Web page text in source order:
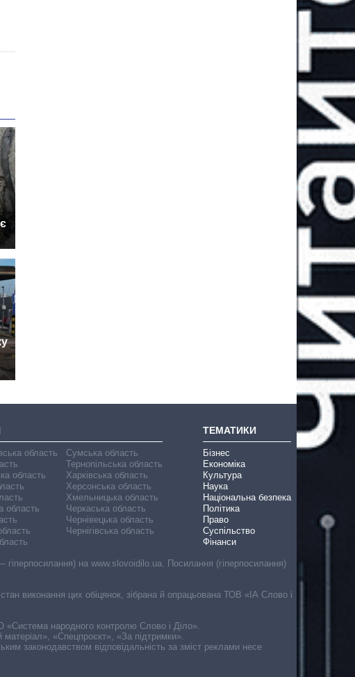
область
область
область
Сумська область
Тернопільська область
Харківська область
Херсонська область
Хмельницька область
Черкаська область
Чернівецька область
Чернігівська область
ТЕМАТИКИ
Бізнес
Економіка
Культура
Наука
Національна безпека
Політика
Право
Суспільство
Фінанси
гіперпосилання) на www.slovoidilo.ua. Посилання (гіперпосилання)
виконання цих обіцянок, зібрана й опрацьована ТОВ «ІА Слово і
«Система народного контролю Слово і Діло».
«Спецпроєкт», «За підтримки».
законодавством відповідальність за зміст реклами несе